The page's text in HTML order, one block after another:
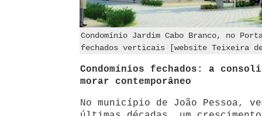
Condomínio Jardim Cabo Branco, no
fechados verticais [website Teixeira
Condomínios fechados: a
morar contemporâneo
No município de João Pessoa,